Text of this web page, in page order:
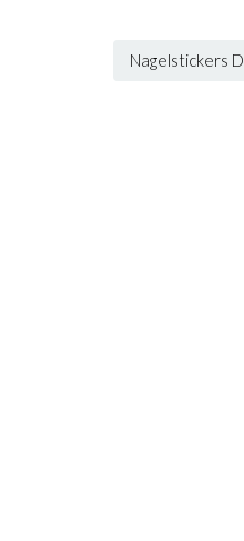
Nagelstickers